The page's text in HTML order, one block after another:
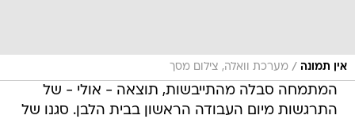
אין תמונה / מערכת וואלה, צילום מסך
המתמחה סבלה מהתייבשות, תוצאה - אולי - של
התרגשות מיום העבודה הראשון בבית הלבן. סגנו של